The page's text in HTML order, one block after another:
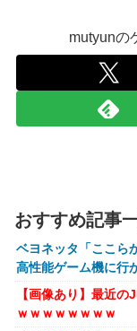
【速報】ワンピ
の謎が解ける
ホリエモン「
ために入ってい
ｗｗｗｗ
【悲報】高市早
ｗｗｗｗ
【画像】井口裕
いデカイｗｗｗ
mutyunの
おすすめ記事
ベヨネッタ「ここら
高性能ゲーム機に行
【画像あり】最近
ｗｗｗｗｗｗｗｗ